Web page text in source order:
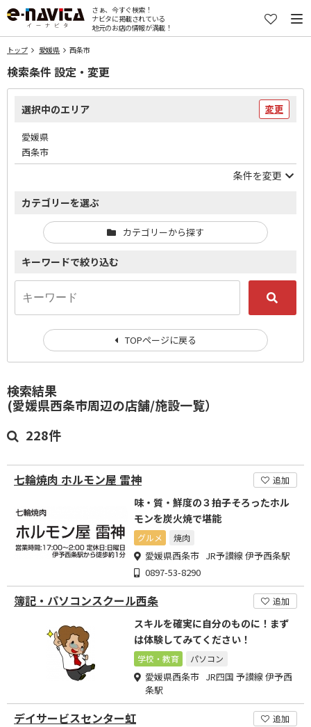
さぁ、今すぐ検索！
ナビタに掲載されている
地元のお店の情報が満載！
トップ 愛媛県 西条市
検索結果
(愛媛県西条市周辺の店舗/施設一覧）
228件
七輪焼肉 ホルモン屋 雷神 追加
味・質・鮮度の３拍子そろったホル
モンを炭火焼で堪能
グルメ 焼肉
愛媛県西条市 JR予讃線 伊予西条駅
0897-53-8290
簿記・パソコンスクール西条 追加
スキルを確実に自分のものに！まず
は体験してみてください！
学校・教育 パソコン
愛媛県西条市 JR四国 予讃線 伊予西
条駅
デイサービスセンター虹 追加
検索条件 設定・変更
選択中のエリア 変更
愛媛県
西条市
条件を変更
カテゴリーを選ぶ
カテゴリーから探す
キーワードで絞り込む
TOPページに戻る